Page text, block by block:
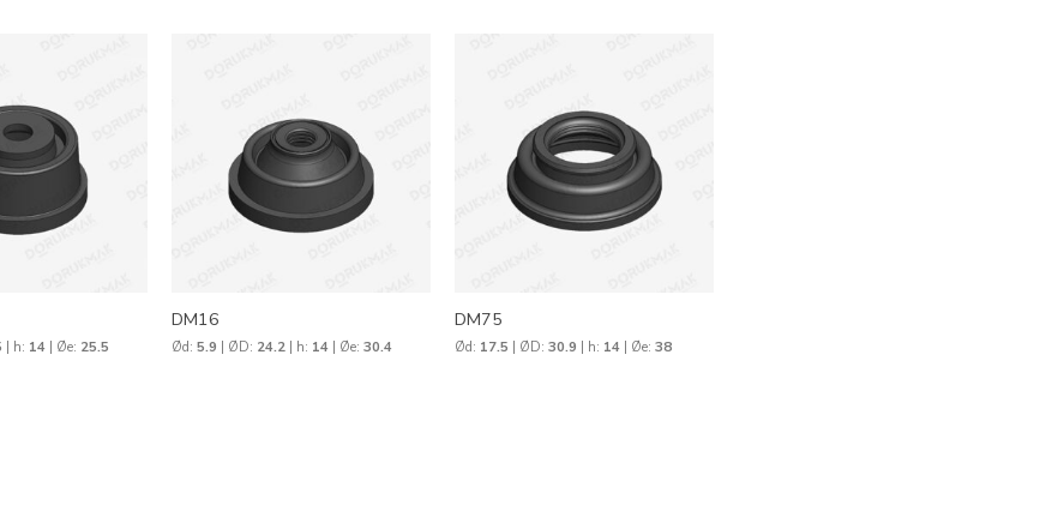
| h: 14 | Øe: 25.5
DM16
Ød: 5.9 | ØD: 24.2| h: 14| Øe: 30.4
DM75
Ød: 17.5 | ØD: 30.9 | h: 14| Øe: 38